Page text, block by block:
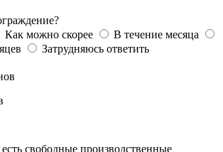
Как можно скорее
В течение месяца
Затрудняюсь ответить
есть свободные производственные